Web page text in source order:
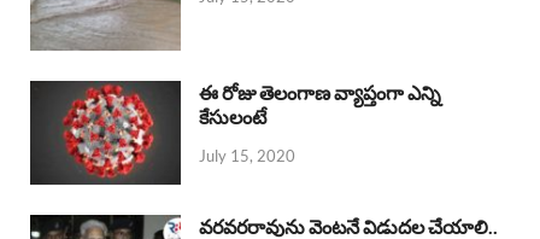
ఈ రోజు తెలంగాణ వ్యాప్తంగా ఎన్ని
కేసులంటే
July 15, 2020
వరవరరావును వెంటనే విడుదల చేయాలి..